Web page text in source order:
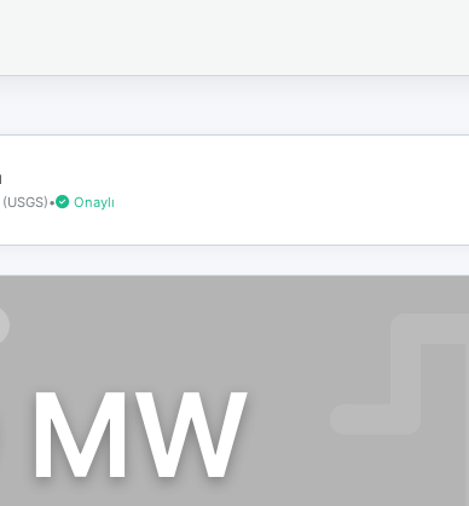
• Onaylı
MW
bağlantınız